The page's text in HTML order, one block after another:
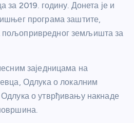
за 2019. годину. Донета је и
програма заштите,
земљишта за
заједницама на
Одлука о локалним
о утврђивању накнаде